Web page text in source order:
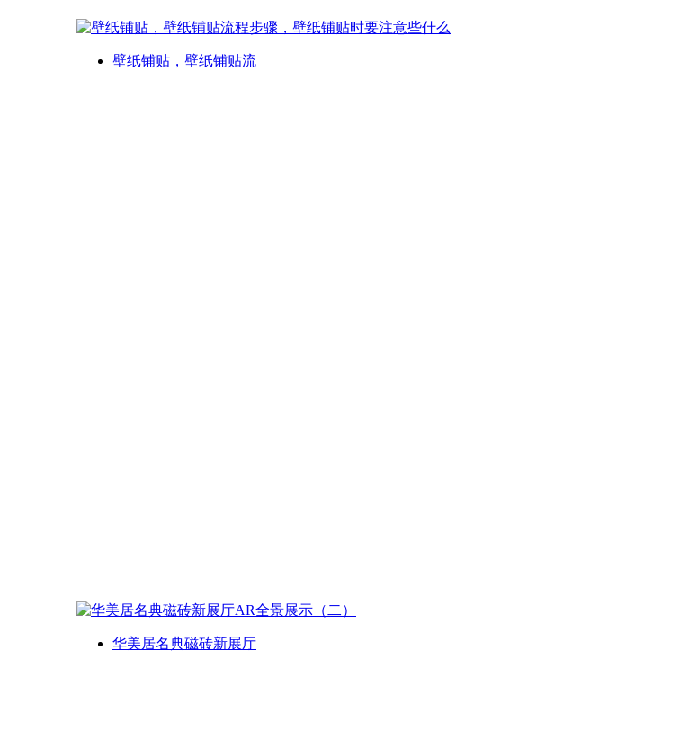
壁纸铺贴，壁纸铺贴流
华美居名典磁砖新展厅